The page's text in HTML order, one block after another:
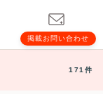
掲載お問い合わせ
171件